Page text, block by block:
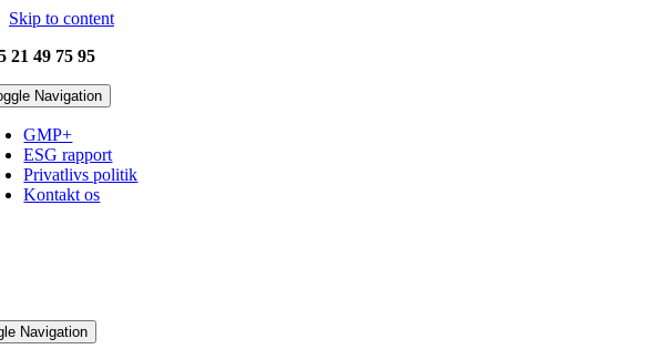
Skip to content
21 49 75 95
Navigation
GMP+
ESG rapport
Privatlivs politik
Kontakt os
Navigation